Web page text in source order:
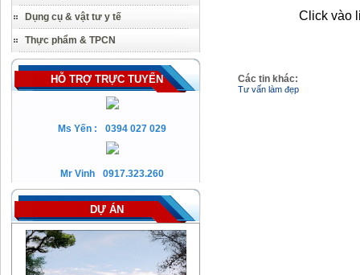
Dụng cụ & vật tư y tế
Thực phẩm & TPCN
HỖ TRỢ TRỰC TUYẾN
Ms Yến : 0394 027 029
Mr Vinh 0917.323.260
DỰ ÁN
Click vào
Các tin khác:
Tư vấn làm đẹp